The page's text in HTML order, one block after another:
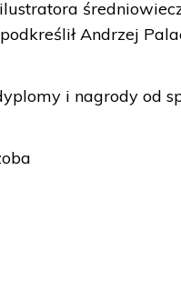
Andrzej
i nagrody od